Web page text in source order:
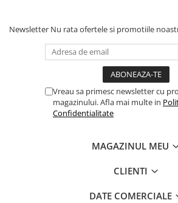
Instrumente Muzicale
Chitare si bass
Instrumente de percutie
Instrumente de suflat
Instrumente traditionale
Newsletter Nu rata ofertele si promotiile
Vreau sa primesc newsletter cu
magazinului. Afla mai multe in
Confidentialitate
MAGAZINUL MEU
CLIENTI
DATE COMERCIALE